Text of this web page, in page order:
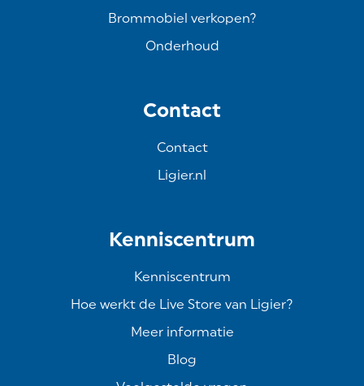
Brommobiel verkopen?
Onderhoud
Contact
Contact
Ligier.nl
Kenniscentrum
Kenniscentrum
Hoe werkt de Live Store van Ligier?
Meer informatie
Blog